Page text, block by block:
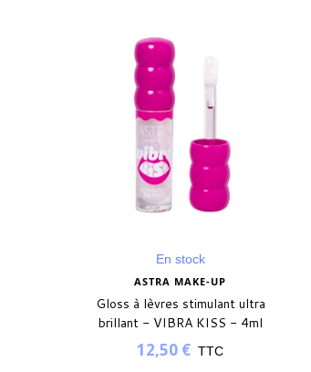
En stock
ASTRA MAKE-UP
Gloss à lèvres stimulant ultra
brillant - VIBRA KISS - 4ml
12,50 € TTC